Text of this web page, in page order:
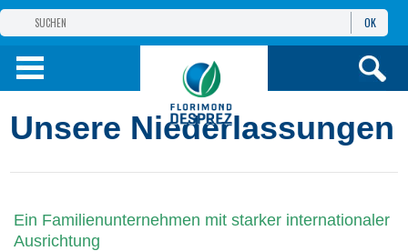
GRUPPE
PRODUKTE
OK
Unsere Niederlassungen
Ein Familienunternehmen mit starker internationaler
Ausrichtung